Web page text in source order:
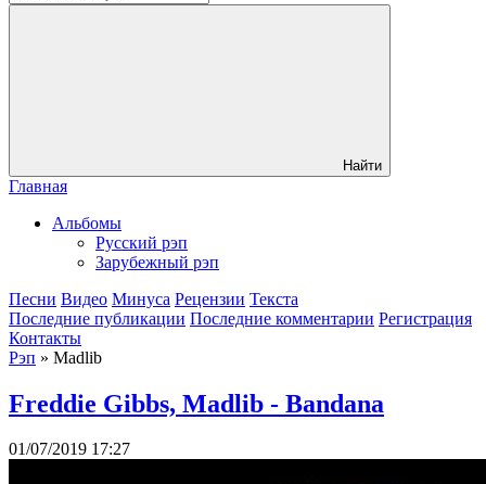
Найти
Главная
Альбомы
Русский рэп
Зарубежный рэп
Песни Видео Минуса Рецензии Текста
Последние публикации Последние комментарии Регистрация
Контакты
Рэп » Madlib
Freddie Gibbs, Madlib - Bandana
01/07/2019 17:27